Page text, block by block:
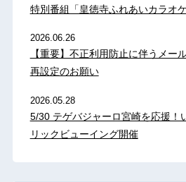
特別番組「皇徳寺ふれあいカラオケ
2026.06.26
【重要】不正利用防止に伴うメー
再設定のお願い
2026.05.28
5/30 テゲバジャーロ宮崎を応援
リックビューイング開催